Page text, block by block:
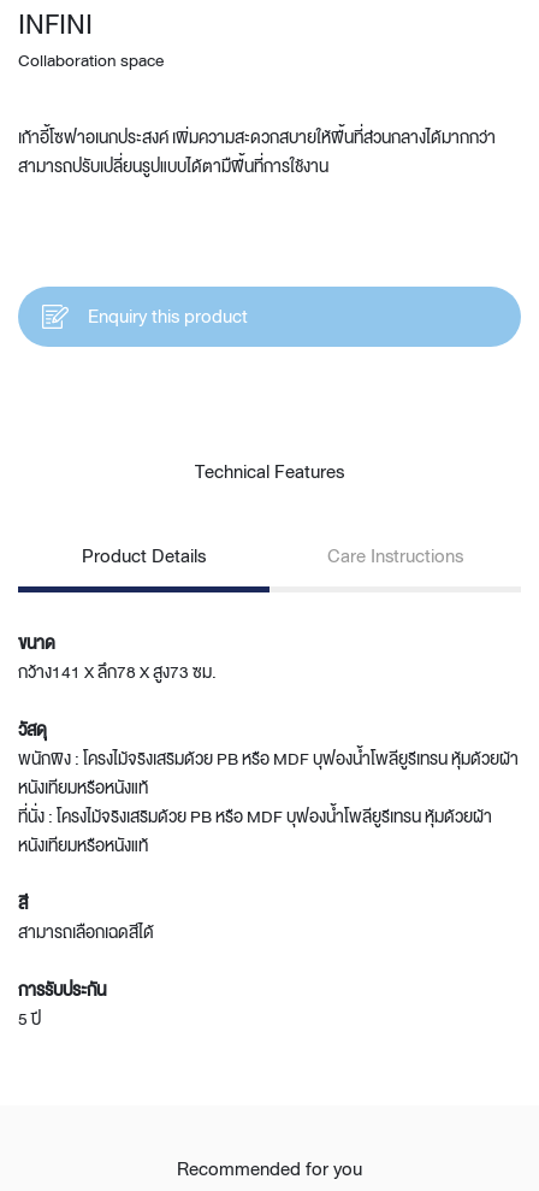
INFINI
Collaboration space
เก้าอี้โซฟาอเนกประสงค์ เพิ่มความสะดวกสบายให้พื้นที่ส่วนกลางได้มากกว่า
สามารถปรับเปลี่ยนรูปแบบได้ตามืพื้นที่การใช้งาน
Enquiry this product
Technical Features
Product Details Care Instructions
ขนาด
กว้าง141 X ลึก78 X สูง73 ซม.
วัสดุ
พนักพิง : โครงไม้จริงเสริมด้วย PB หรือ MDF บุฟองน้ำโพลียูรีเทรน หุ้มด้วยผ้า
หนังเทียมหรือหนังแท้
ที่นั่ง : โครงไม้จริงเสริมด้วย PB หรือ MDF บุฟองน้ำโพลียูรีเทรน หุ้มด้วยผ้า
หนังเทียมหรือหนังแท้
สี
สามารถเลือกเฉดสีได้
การรับประกัน
5 ปี
Recommended for you